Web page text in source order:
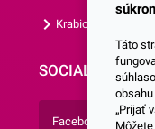
Krabice s vlastným
SOCIALNE SIETE
Facebook
Táto
„Prijať